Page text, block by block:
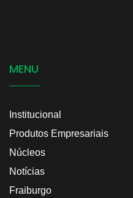
MENU
Institucional
Produtos Empresariais
Núcleos
Notícias
Fraiburgo